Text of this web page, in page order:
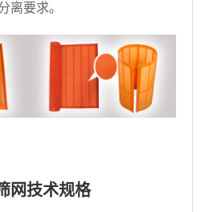
离要求。
网技术规格